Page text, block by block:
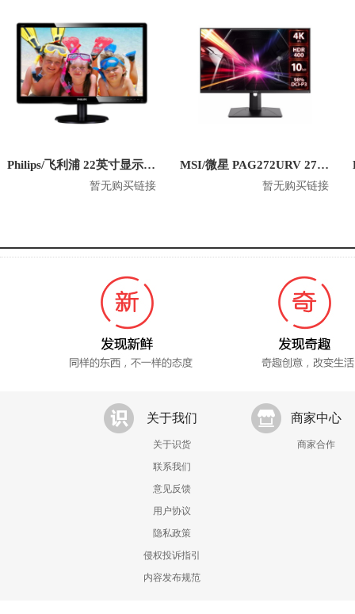
Philips/飞利浦 22英寸显示器 220V4LSB
暂无购买链接
MSI/微星 PAG272URV 27英寸电脑显示器
暂无购买链接
关于我们
关于识货
联系我们
意见反馈
用户协议
隐私政策
侵权投诉指引
内容发布规范
商家中心
商家合作